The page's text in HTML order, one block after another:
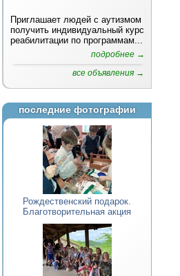
Приглашает людей с аутизмом
получить индивидуальный курс
реабилитации по программам...
подробнее →
все объявления →
последние фотографии
Рождественский подарок.
Благотворительная акция